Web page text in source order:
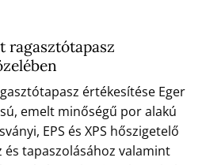
ragasztótapasz
értékesítése Eger
emelt minőségű por alakú
EPS és XPS hőszigetelő
és tapaszolásához valamint